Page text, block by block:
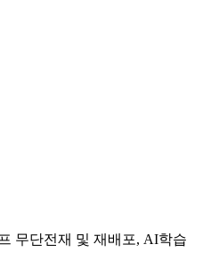
무단전재 및 재배포, AI학습